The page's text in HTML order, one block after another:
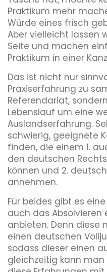
Praktikum mehr
Würde eines frisch
Aber vielleicht lassen
Seite und machen
Praktikum in einer
Das ist nicht nur
Praxiserfahrung zu
Referendariat,
Lebenslauf um eine
Auslandserfahrung.
schwierig, geeignete
finden, die einem 1.
den deutschen
können und 2.
annehmen.
Für beides gibt es
auch das Absolvieren
anbieten. Denn diese
einen deutschen
sodass dieser einen
gleichzeitig kann man